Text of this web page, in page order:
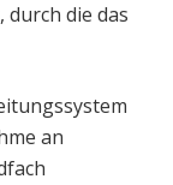
durch die das
an